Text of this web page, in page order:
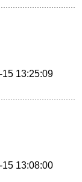
15 13:25:09
15 13:08:00